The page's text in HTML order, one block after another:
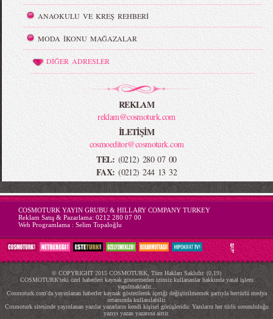
ANAOKULU VE KREŞ REHBERİ
MODA İKONU MAĞAZALAR
DİĞER ADRESLER
REKLAM
reklam@cosmoturk.com
İLETİŞİM
cosmoeditor@cosmoturk.com
TEL: (0212) 280 07 00
FAX: (0212) 244 13 32
-->
COSMOTURK YAYIN GRUBU & HILLARY COMPANY TURKEY
Reklam Satış & Pazarlama: 0212 280 07 00
Web Programlama : Selim Topaloğlu
© COPYRIGHT 2015 COSMOTURK, Tüm Hakları Saklıdır. (0,19)
COSMOTURK'teki özel haberleri kaynak göstermeden izinsiz kullananlar hakkında yasal işlem
yapılmaktadır...
Cosmoturk.com'da yayınlanan haberler kaynak gösterilerek içeriği değiştirilmemek şartıyla hertürlü medya
ortamında kullanılabilir.
Cosmoturk sitesinde yayınlanan yazılar yazarların kendi kişisel görüşleridir. Yazıların her türlü sorumluluğu
yazıyı yazan yazarına aittir.